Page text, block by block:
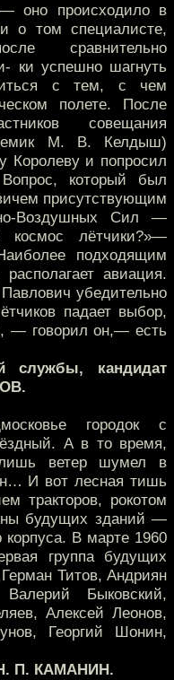
оно происходило в
о том специалисте,
сравнительно
ки успешно шагнуть
с тем, с чем
полете. После
совещания
М. В. Келдыш)
Королеву и попросил
который был
присутствующим
Воздушных Сил —
лётчики?»—
подходящим
авиация.
убедительно
падает выбор,
— говорил он,— есть
службы, кандидат
городок с
А в то время,
ветер шумел в
И вот лесная тишь
тракторов, рокотом
будущих зданий —
корпуса. В марте 1960
группа будущих
Титов, Андриян
Быковский,
Алексей Леонов,
Георгий Шонин,
Н. П. КАМАНИН.